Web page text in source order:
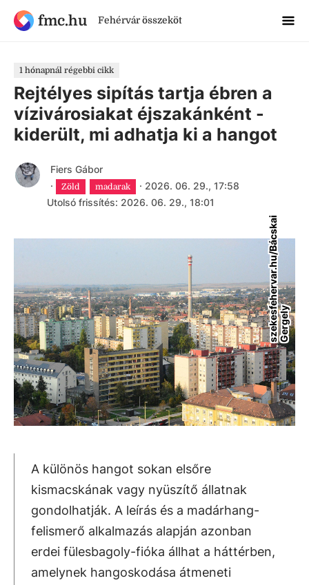
fmc.hu Fehérvár összeköt
1 hónapnál régebbi cikk
Rejtélyes sipítás tartja ébren a
vízivárosiakat éjszakánként -
kiderült, mi adhatja ki a hangot
Fiers Gábor
·
Zöld madarak · 2026. 06. 29., 17:58
Utolsó frissítés: 2026. 06. 29., 18:01
s
z
e
k
e
sf
e
h
e
r
v
a
r
.
h
u
/
B
á
c
s
k
a
i
G
e
r
g
e
ly
A különös hangot sokan elsőre
kismacskának vagy nyüszítő állatnak
gondolhatják. A leírás és a madárhang-
felismerő alkalmazás alapján azonban
erdei fülesbagoly-fióka állhat a háttérben,
amelynek hangoskodása átmeneti